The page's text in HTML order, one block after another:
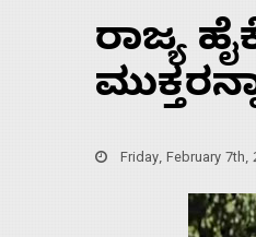
ರಾಜ್ಯ
Friday, February